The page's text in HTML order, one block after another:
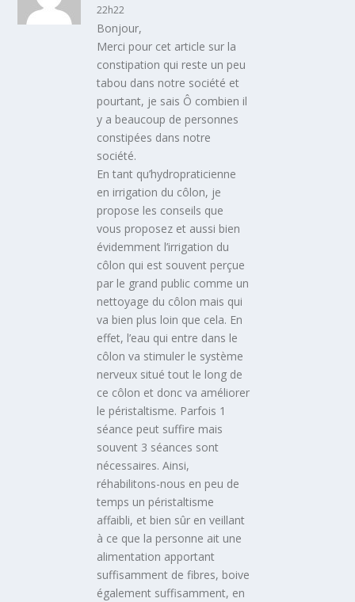
22h22
Bonjour,
Merci pour cet article sur la
constipation qui reste un peu
tabou dans notre société et
pourtant, je sais Ô combien il
y a beaucoup de personnes
constipées dans notre
société.
En tant qu’hydropraticienne
en irrigation du côlon, je
propose les conseils que
vous proposez et aussi bien
évidemment l’irrigation du
côlon qui est souvent perçue
par le grand public comme un
nettoyage du côlon mais qui
va bien plus loin que cela. En
effet, l’eau qui entre dans le
côlon va stimuler le système
nerveux situé tout le long de
ce côlon et donc va améliorer
le péristaltisme. Parfois 1
séance peut suffire mais
souvent 3 séances sont
nécessaires. Ainsi,
réhabilitons-nous en peu de
temps un péristaltisme
affaibli, et bien sûr en veillant
à ce que la personne ait une
alimentation apportant
suffisamment de fibres, boive
également suffisamment, en